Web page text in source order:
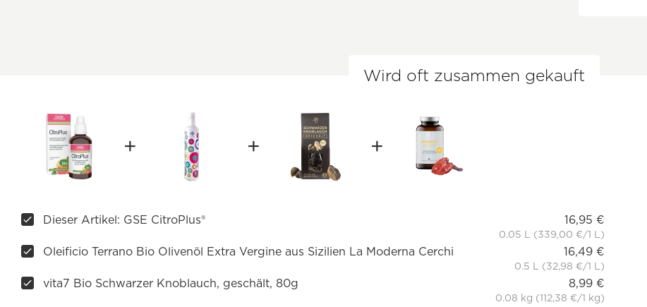
Wird oft zusammen gekauft
Dieser Artikel: GSE CitroPlus® 16,95 €
0.05 L (339,00 €/1 L)
Oleificio Terrano Bio Olivenöl Extra Vergine aus Sizilien La Moderna Cerchi 16,49 €
0.5 L (32,98 €/1 L)
vita7 Bio Schwarzer Knoblauch, geschält, 80g 8,99 €
0.08 kg (112,38 €/1 kg)